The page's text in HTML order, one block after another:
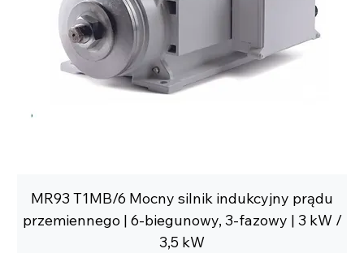
MR93 T1MB/6 Mocny silnik indukcyjny prądu
przemiennego | 6-biegunowy, 3-fazowy | 3 kW /
3,5 kW